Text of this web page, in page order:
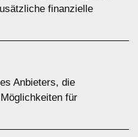
finanzielle
Anbieters, die
für